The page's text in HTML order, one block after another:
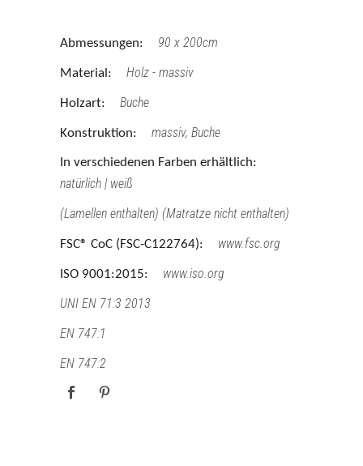
Abmessungen: 90 x 200cm
Material: Holz - massiv
Holzart: Buche
Konstruktion: massiv, Buche
In verschiedenen Farben erhältlich:
natürlich | weiß
(Lamellen enthalten) (Matratze nicht enthalten)
FSC® CoC (FSC-C122764): www.fsc.org
ISO 9001:2015:
www.iso.org
UNI EN 71:3 2013
EN 747:1
EN 747:2